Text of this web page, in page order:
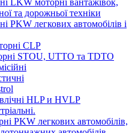
та дорожньої техніки
PKW легкових автомобілів і
CLP
STOU, UTTO та TDTO
HLP и HVLP
PKW легкових автомобілів,